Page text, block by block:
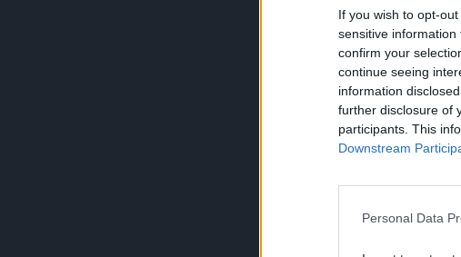
If you wish to opt-
sensitive
confirm your
continue seeing
information
further disclosure of
participants. This
Downstream
Personal Data